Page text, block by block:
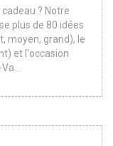
? Notre
plus de 80 idées
moyen, grand), le
et l'occasion